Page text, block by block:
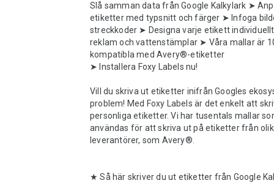
Slå samman data från Google Kalkylark ➤
etiketter med typsnitt och färger ➤ Infoga
streckkoder ➤ Designa varje etikett
reklam och vattenstämplar ➤ Våra mallar är
kompatibla med Avery®-etiketter
➤ Installera Foxy Labels nu!
Vill du skriva ut etiketter inifrån Googles
problem! Med Foxy Labels är det enkelt att
personliga etiketter. Vi har tusentals mallar
användas för att skriva ut på etiketter från
leverantörer, som Avery®.
★ Så här skriver du ut etiketter från Google